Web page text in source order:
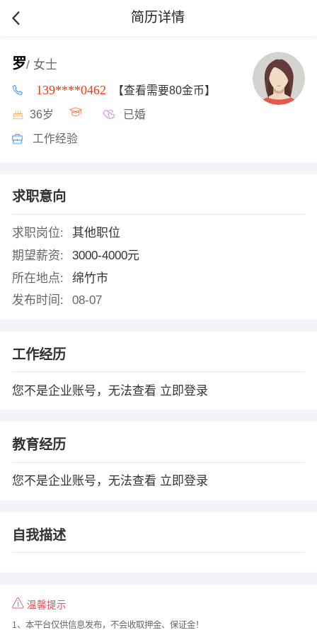
简历详情
罗/ 女士
139****0462 【查看需要80金币】
36岁 已婚
工作经验
求职意向
求职岗位:
其他职位
期望薪资:
3000-4000元
所在地点:
绵竹市
发布时间:
08-07
工作经历
您不是企业账号，无法查看 立即登录
教育经历
您不是企业账号，无法查看 立即登录
自我描述
温馨提示
1、本平台仅供信息发布，不会收取押金、保证金！